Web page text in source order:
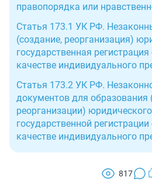
правопорядка или
Статья 173.1 УК РФ.
(создание, реорганизация)
государственная
качестве индивидуального
Статья 173.2 УК РФ.
документов для образования
реорганизации)
государственной
качестве индивидуального
817